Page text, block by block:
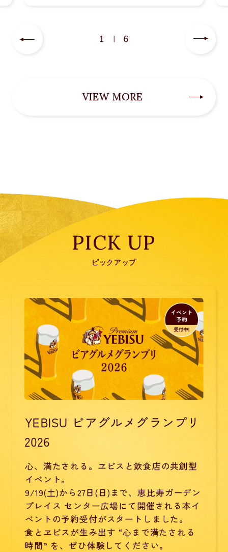
1 6
VIEW MORE
PICK UP
ピックアップ
YEBISU ビアグルメグランプリ
2026
心、満たされる。ヱビスと飲食店の共創型
イベント。
9/19(土)から27日(日)まで、恵比寿ガーデン
プレイス センター広場にて開催される本イ
ベントの予約受付がスタートしました。
食とヱビスが生み出す “心まで満たされる
時間” を、ぜひ体験してください。